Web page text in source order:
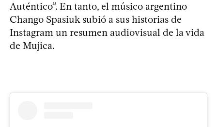
Auténtico”. En tanto, el músico argentino
Chango Spasiuk subió a sus historias de
Instagram un resumen audiovisual de la vida
de Mujica.